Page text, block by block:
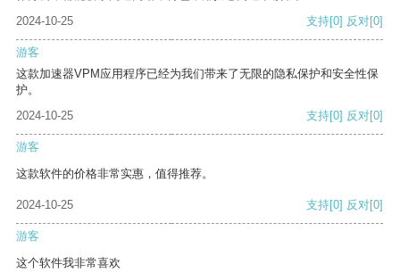
2024-10-25
支持[0] 反对[0]
游客
这款加速器VPM应用程序已经为我们带来了无限的隐私保护和安全性保
护。
2024-10-25
支持[0] 反对[0]
游客
这款软件的价格非常实惠，值得推荐。
2024-10-25 支持[0] 反对[0]
游客
这个软件我非常喜欢